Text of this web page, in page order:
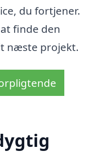
du fortjener.
finde den
næste projekt.